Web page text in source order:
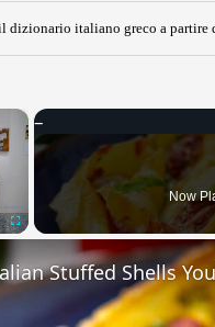
dizionario italiano greco a partire
×
Now